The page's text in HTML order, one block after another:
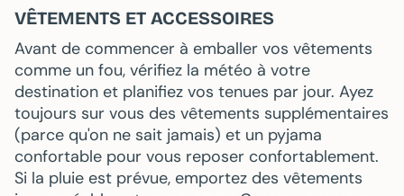
VÊTEMENTS ET ACCESSOIRES
Avant de commencer à emballer vos vêtements
comme un fou, vérifiez la météo à votre
destination et planifiez vos tenues par jour. Ayez
toujours sur vous des vêtements supplémentaires
(parce qu'on ne sait jamais) et un pyjama
confortable pour vous reposer confortablement.
Si la pluie est prévue, emportez des vêtements